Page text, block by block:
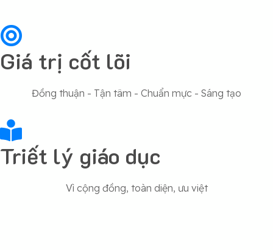
Giá trị cốt lõi
Đồng thuận - Tận tâm - Chuẩn mực - Sáng tạo
Triết lý giáo dục
Vì cộng đồng, toàn diện, ưu việt